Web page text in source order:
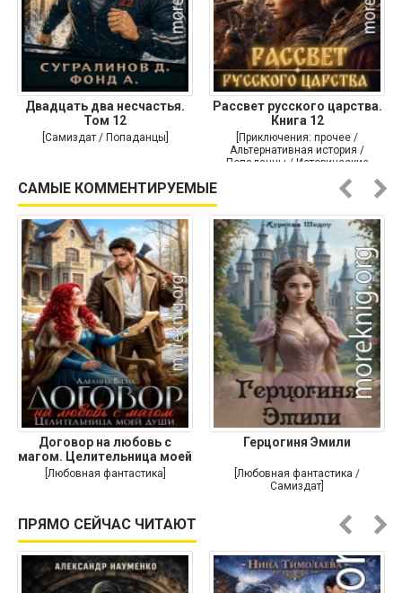
Двадцать два несчастья.
Том 12
[Самиздат / Попаданцы]
Рассвет русского царства.
Книга 12
[Приключения: прочее /
Альтернативная история /
Попаданцы / Исторические
САМЫЕ КОММЕНТИРУЕМЫЕ
Договор на любовь с
магом. Целительница моей
души
[Любовная фантастика]
Герцогиня Эмили
[Любовная фантастика /
Самиздат]
ПРЯМО СЕЙЧАС ЧИТАЮТ